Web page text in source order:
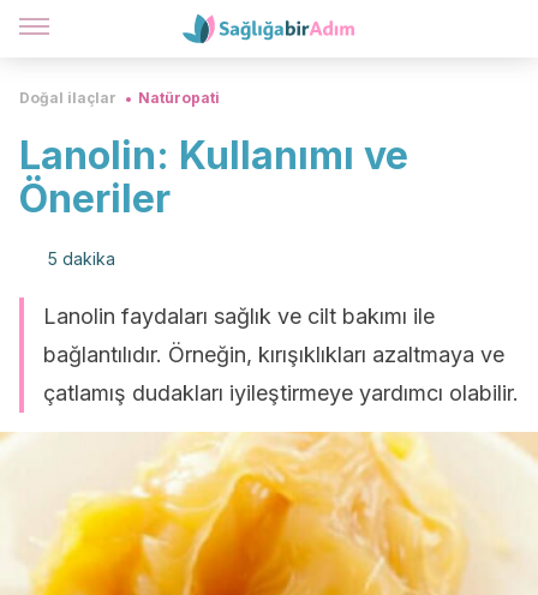
Doğal ilaçlar Natüropati
Lanolin: Kullanımı ve
Öneriler
5 dakika
Lanolin faydaları sağlık ve cilt bakımı ile
bağlantılıdır. Örneğin, kırışıklıkları azaltmaya ve
çatlamış dudakları iyileştirmeye yardımcı olabilir.